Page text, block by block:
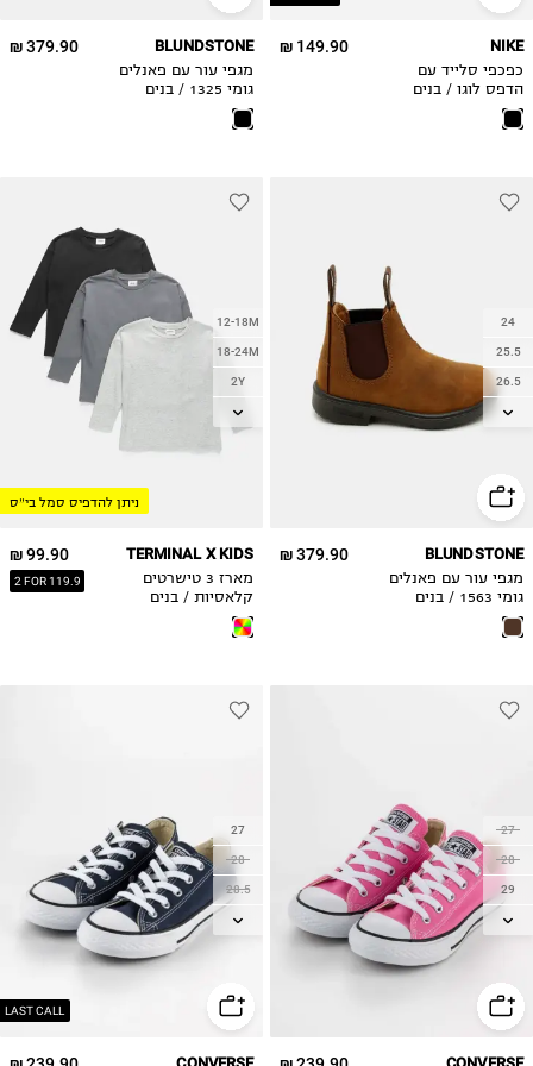
149.90 ₪ NIKE
כפכפי סלייד עם
הדפס לוגו / בנים
34.5
379.90 ₪ BLUNDSTONE
מגפי עור עם פאנלים
גומי 1325 / בנים
24
25.5
26.5
28
32
34.5
379.90 ₪ BLUNDSTONE
מגפי עור עם פאנלים
גומי 1563 / בנים
ניתן להדפיס סמל בי״ס
12-18M
18-24M
2Y
3Y
8Y
9Y
10Y
99.90 ₪
2 FOR 119.9
TERMINAL X KIDS
מארז 3 טישרטים
קלאסיות / בנים
27
28
29
30
33
34
CONVERSE
LAST CALL
27
28
28.5
29
31.5
CONVERSE